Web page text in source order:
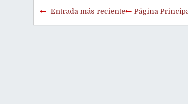
Entrada más reciente Página